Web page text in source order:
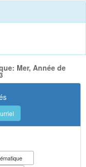
Mer, Année de